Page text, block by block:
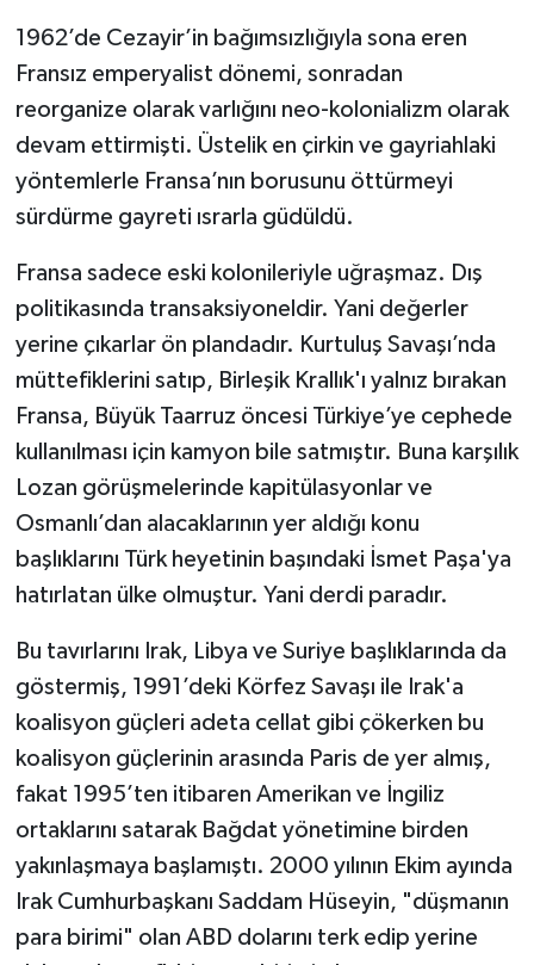
1962’de Cezayir’in bağımsızlığıyla sona eren
Fransız emperyalist dönemi, sonradan
reorganize olarak varlığını neo-kolonializm olarak
devam ettirmişti. Üstelik en çirkin ve gayriahlaki
yöntemlerle Fransa’nın borusunu öttürmeyi
sürdürme gayreti ısrarla güdüldü.
Fransa sadece eski kolonileriyle uğraşmaz. Dış
politikasında transaksiyoneldir. Yani değerler
yerine çıkarlar ön plandadır. Kurtuluş Savaşı’nda
müttefiklerini satıp, Birleşik Krallık'ı yalnız bırakan
Fransa, Büyük Taarruz öncesi Türkiye’ye cephede
kullanılması için kamyon bile satmıştır. Buna karşılık
Lozan görüşmelerinde kapitülasyonlar ve
Osmanlı’dan alacaklarının yer aldığı konu
başlıklarını Türk heyetinin başındaki İsmet Paşa'ya
hatırlatan ülke olmuştur. Yani derdi paradır.
Bu tavırlarını Irak, Libya ve Suriye başlıklarında da
göstermiş, 1991’deki Körfez Savaşı ile Irak'a
koalisyon güçleri adeta cellat gibi çökerken bu
koalisyon güçlerinin arasında Paris de yer almış,
fakat 1995’ten itibaren Amerikan ve İngiliz
ortaklarını satarak Bağdat yönetimine birden
yakınlaşmaya başlamıştı. 2000 yılının Ekim ayında
Irak Cumhurbaşkanı Saddam Hüseyin, "düşmanın
para birimi" olan ABD dolarını terk edip yerine